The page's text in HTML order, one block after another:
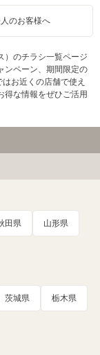
のお客様へ
）のチラシ一覧ページ
ンペーン、期間限定の
お近くの店舗で使え
得な情報をぜひご活用
田県 山形県
茨城県 栃木県